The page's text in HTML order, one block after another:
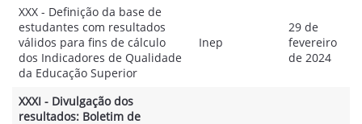
XXX - Definição da base de
estudantes com resultados
válidos para fins de cálculo
dos Indicadores de Qualidade
da Educação Superior
Inep
29 de
fevereiro
de 2024
XXXI - Divulgação dos
resultados: Boletim de